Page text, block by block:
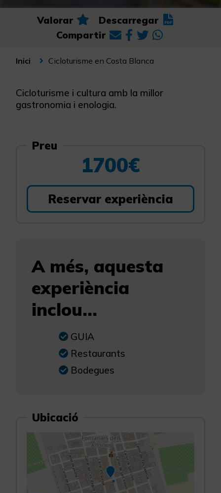
Valorar
Descarregar
Compartir
Inici Cicloturisme en Costa Blanca
Cicloturisme i cultura amb la millor
gastronomia i enologia.
Preu
1700€
Reservar experiència
A més, aquesta
experiència
inclou...
GUIA
Restaurants
Bodegues
Ubicació